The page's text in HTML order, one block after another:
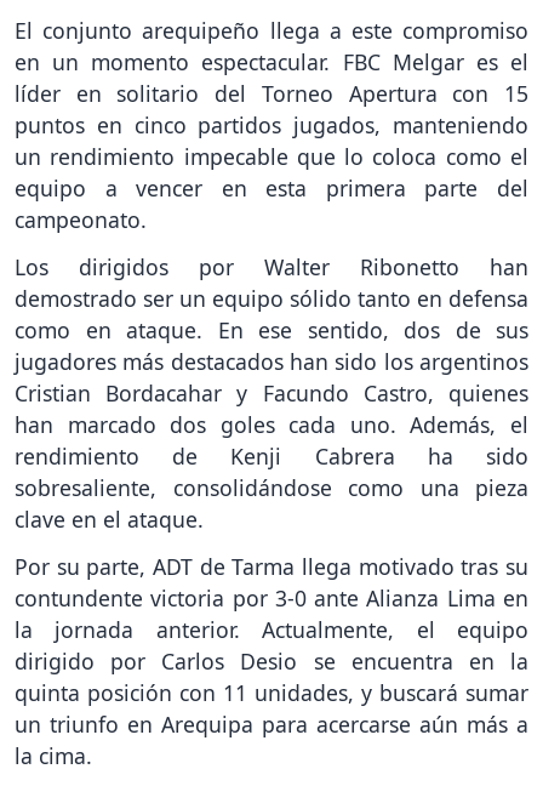
El conjunto arequipeño llega a este compromiso
en un momento espectacular. FBC Melgar es el
líder en solitario del Torneo Apertura con 15
puntos en cinco partidos jugados, manteniendo
un rendimiento impecable que lo coloca como el
equipo a vencer en esta primera parte del
campeonato.
Los dirigidos por Walter Ribonetto han
demostrado ser un equipo sólido tanto en defensa
como en ataque. En ese sentido, dos de sus
jugadores más destacados han sido los argentinos
Cristian Bordacahar y Facundo Castro, quienes
han marcado dos goles cada uno. Además, el
rendimiento de Kenji Cabrera ha sido
sobresaliente, consolidándose como una pieza
clave en el ataque.
Por su parte, ADT de Tarma llega motivado tras su
contundente victoria por 3-0 ante Alianza Lima en
la jornada anterior. Actualmente, el equipo
dirigido por Carlos Desio se encuentra en la
quinta posición con 11 unidades, y buscará sumar
un triunfo en Arequipa para acercarse aún más a
la cima.